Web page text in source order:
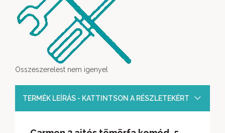
Osszeszerelest nem igenyel
TERMÉK LEÍRÁS - KATTINTSON A RÉSZLETEKÉRT